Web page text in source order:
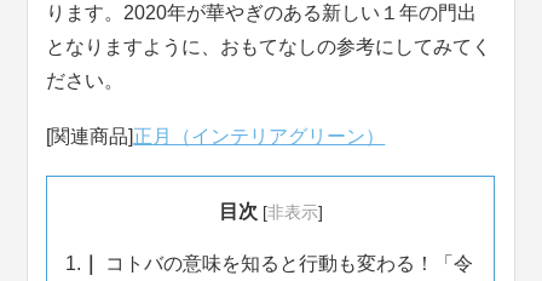
ります。2020年が華やぎのある新しい１年の門出
となりますように、おもてなしの参考にしてみてく
ださい。
[関連商品]正月（インテリアグリーン）
目次 [非表示]
1.
コトバの意味を知ると行動も変わる！「令